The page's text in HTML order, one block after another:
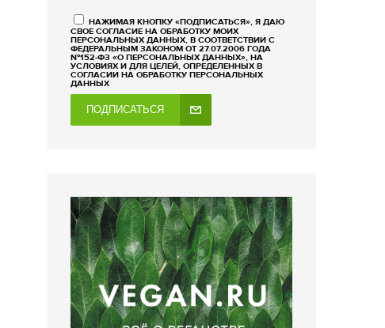
НАЖИМАЯ КНОПКУ «ПОДПИСАТЬСЯ», Я ДАЮ
СВОЕ СОГЛАСИЕ НА ОБРАБОТКУ МОИХ
ПЕРСОНАЛЬНЫХ ДАННЫХ, В СООТВЕТСТВИИ С
ФЕДЕРАЛЬНЫМ ЗАКОНОМ ОТ 27.07.2006 ГОДА
№152-ФЗ «О ПЕРСОНАЛЬНЫХ ДАННЫХ», НА
УСЛОВИЯХ И ДЛЯ ЦЕЛЕЙ, ОПРЕДЕЛЕННЫХ В
СОГЛАСИИ НА ОБРАБОТКУ ПЕРСОНАЛЬНЫХ
ДАННЫХ
ПОДПИСАТЬСЯ